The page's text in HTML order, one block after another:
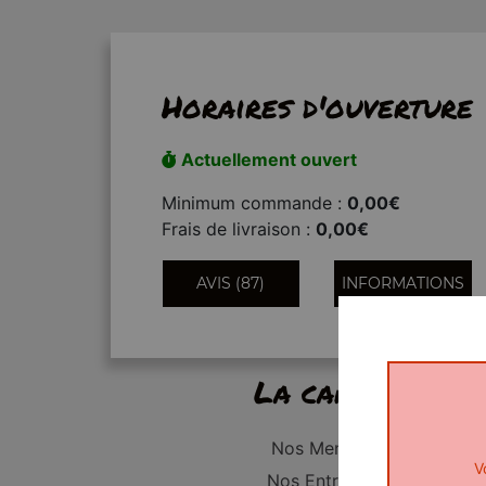
Horaires d'ouverture
Actuellement ouvert
Minimum commande : 0,00€
Frais de livraison : 0,00€
AVIS (87) INFORMATIONS
La carte
Nos Menus
Nos Entrées